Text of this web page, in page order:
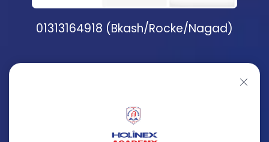
01313164918 (Bkash/Rocke/Nagad)